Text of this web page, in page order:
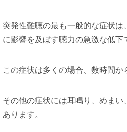
突発性難聴の最も一般的な症状
に影響を及ぼす聴力の急激な低下
この症状は多くの場合、数時間か
その他の症状には耳鳴り、めま
あります。